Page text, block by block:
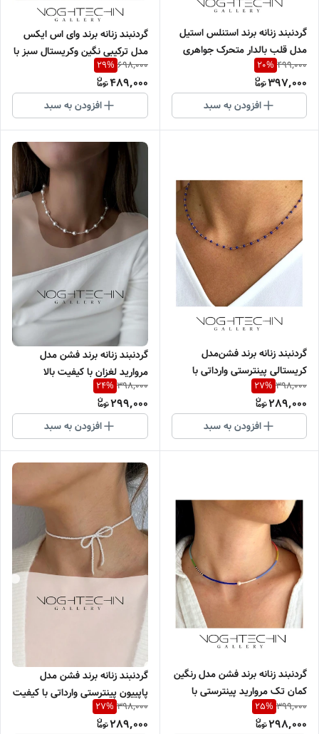
گردنبند زنانه برند استنلس استیل
مدل قلب بالدار متحرک جواهری
وارداتی
499,000
20%
397,000
افزودن به سبد
گردنبند زنانه برند وای اس ایکس
مدل ترکیبی نگین وکریستال سبز با
کیفیت بالا
698,000
29%
489,000
افزودن به سبد
گردنبند زنانه برند فشن‌مدل
کریستالی پینترستی ‌وارداتی با
کیفیت بالا
398,000
27%
289,000
افزودن به سبد
گردنبند زنانه برند فشن مدل
مروارید لغزان با کیفیت بالا
398,000
24%
299,000
افزودن به سبد
گردنبند زنانه برند فشن مدل رنگین
کمان تک مروارید پینترستی با
کیفیت بالا
399,000
25%
298,000
گردنبند زنانه برند فشن مدل
پاپییون پینترستی وارداتی با کیفیت
بالا
398,000
27%
289,000